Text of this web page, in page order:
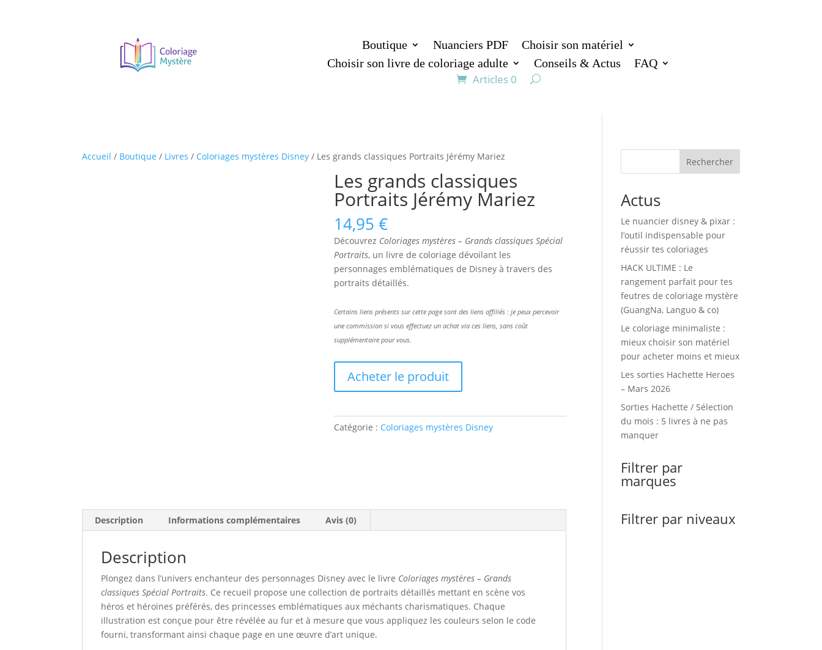
Boutique Nuanciers PDF
Choisir son matériel
Choisir son livre de coloriage adulte
Conseils & Actus FAQ
Articles 0
Accueil / Boutique / Livres / Coloriages mystères Disney / Les grands classiques Portraits Jérémy Mariez
Les grands classiques
Portraits Jérémy Mariez
14,95€
Découvrez Coloriages mystères – Grands classiques Spécial
Portraits, un livre de coloriage dévoilant les
personnages emblématiques de Disney à travers des
portraits détaillés.
Certains liens présents sur cette page sont des liens affiliés : je peux percevoir
une commission si vous effectuez un achat via ces liens, sans coût
supplémentaire pour vous.
Acheter le produit
Catégorie : Coloriages mystères Disney
Description Informations complémentaires Avis (0)
Description
Plongez dans l’univers enchanteur des personnages Disney avec le livre Coloriages mystères – Grands
classiques Spécial Portraits. Ce recueil propose une collection de portraits détaillés mettant en scène vos
héros et héroïnes préférés, des princesses emblématiques aux méchants charismatiques. Chaque
illustration est conçue pour être révélée au fur et à mesure que vous appliquez les couleurs selon le code
fourni, transformant ainsi chaque page en une œuvre d’art unique.
Rechercher
Actus
Le nuancier disney & pixar :
l’outil indispensable pour
réussir tes coloriages
HACK ULTIME : Le
rangement parfait pour tes
feutres de coloriage mystère
(GuangNa, Languo & co)
Le coloriage minimaliste :
mieux choisir son matériel
pour acheter moins et mieux
Les sorties Hachette Heroes
– Mars 2026
Sorties Hachette / Sélection
du mois : 5 livres à ne pas
manquer
Filtrer par
marques
Filtrer par niveaux